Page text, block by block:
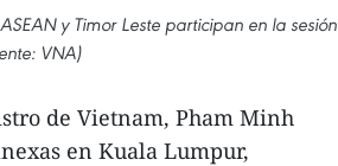
y Timor Leste participan en la sesión
VNA)
de Vietnam, Pham Minh
en Kuala Lumpur,